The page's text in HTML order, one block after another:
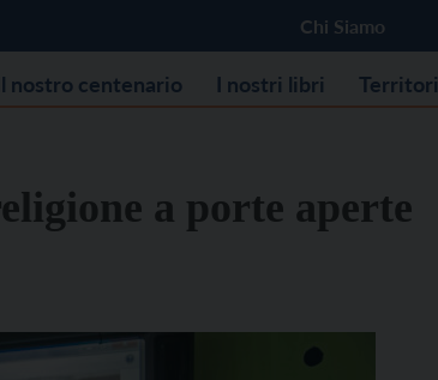
Chi Siamo
nostro centenario I nostri libri Territori
a porte aperte